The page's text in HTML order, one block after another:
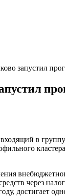
запустил
в
через
достигает